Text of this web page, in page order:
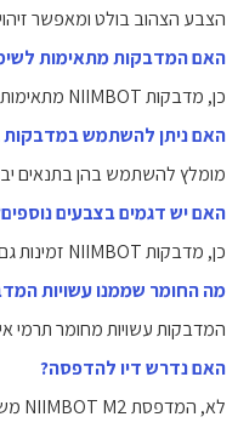
הצבע הצהוב בולט ומאפשר זיהוי
האם המדבקות מתאימות
כן, מדבקות NIIMBOT מתאימות במיוחד לשימוש פנימי.
האם ניתן להשתמש
מומלץ להשתמש בהן בתנאים
האם יש דגמים בצבעים
כן, מדבקות NIIMBOT זמינות גם בצבעים נוספים בהתאם להיצע היצרן.
מה החומר שממנו עשויות
המדבקות עשויות מחומר תרמי
האם נדרש דיו להדפסה?
לא, המדפסת NIIMBOT M2 משתמשת בהדפסה תרמית שאינה דורשת דיו.